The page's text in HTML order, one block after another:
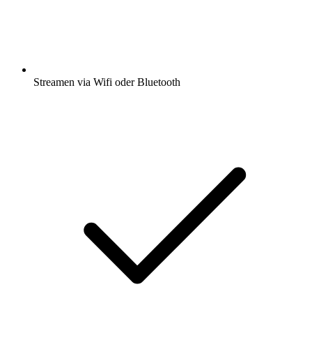
Streamen via Wifi oder Bluetooth